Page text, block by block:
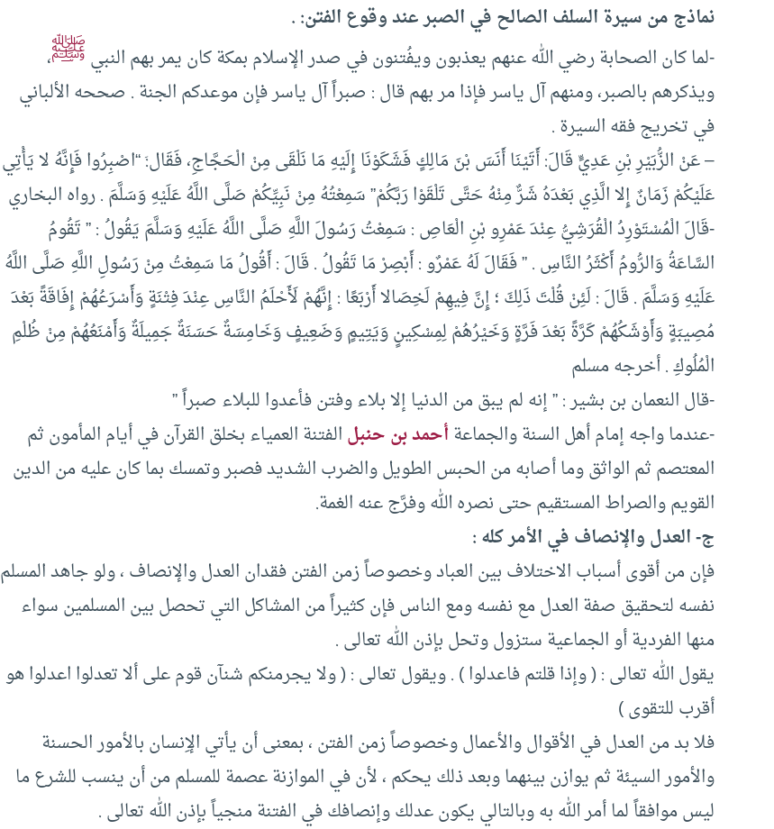
نماذج من سيرة السلف الصالح في الصبر عند وقوع الفتن: .
-لما كان الصحابة رضي الله عنهم يعذبون ويفُتنون في صدر الإسلام بمكة كان يمر بهم النبيﷺ،
ويذكرهم بالصبر، ومنهم آل ياسر فإذا مر بهم قال : صبراً آل ياسر فإن موعدكم الجنة . صححه الألباني
في تخريج فقه السيرة .
– عَنْ الزُّبَيْرِ بْنِ عَدِيٍّ قَالَ: أَتَيْنَا أَنَسَ بْنَ مَالِكٍ فَشَكَوْنَا إِلَيْهِ مَا نَلْقَى مِنْ الْحَجَّاجِ، فَقَال:َ “اصْبِرُوا فَإِنَّهُ لا يَأْتِي
عَلَيْكُمْ زَمَانٌ إِلا الَّذِي بَعْدَهُ شَرٌّ مِنْهُ حَتَّى تَلْقَوْا رَبَّكُمْ” سَمِعْتُهُ مِنْ نَبِيِّكُمْ صَلَّى اللَّهُ عَلَيْهِ وَسَلَّمَ . رواه البخاري
-قَالَ الْمُسْتَوْرِدُ الْقُرَشِيُّ عِنْدَ عَمْرِو بْنِ الْعَاصِ : سَمِعْتُ رَسُولَ اللَّهِ صَلَّى اللَّهُ عَلَيْهِ وَسَلَّمَ يَقُولُ : ” تَقُومُ
السَّاعَةُ وَالرُّومُ أَكْثَرُ النَّاسِ . ” فَقَالَ لَهُ عَمْرٌو : أَبْصِرْ مَا تَقُولُ . قَالَ : أَقُولُ مَا سَمِعْتُ مِنْ رَسُولِ اللَّهِ صَلَّى اللَّهُ
عَلَيْهِ وَسَلَّمَ . قَالَ : لَئِنْ قُلْتَ ذَلِكَ ؛ إِنَّ فِيهِمْ لَخِصَالا أَرْبَعًا : إِنَّهُمْ لَأَحْلَمُ النَّاسِ عِنْدَ فِتْنَةٍ وَأَسْرَعُهُمْ إِفَاقَةً بَعْدَ
مُصِيبَةٍ وَأَوْشَكُهُمْ كَرَّةً بَعْدَ فَرَّةٍ وَخَيْرُهُمْ لِمِسْكِينٍ وَيَتِيمٍ وَضَعِيفٍ وَخَامِسَةٌ حَسَنَةٌ جَمِيلَةٌ وَأَمْنَعُهُمْ مِنْ ظُلْمِ
الْمُلُوكِ . أخرجه مسلم
-قال النعمان بن بشير : ” إنه لم يبق من الدنيا إلا بلاء وفتن فأعدوا للبلاء صبراً ”
-عندما واجه إمام أهل السنة والجماعةأحمد بن حنبلالفتنة العمياء بخلق القرآن في أيام المأمون ثم
المعتصم ثم الواثق وما أصابه من الحبس الطويل والضرب الشديد فصبر وتمسك بما كان عليه من الدين
القويم والصراط المستقيم حتى نصره الله وفرَّج عنه الغمة.
‌ج- ‌العدل والإنصاف في الأمر كله :
فإن من أقوى أسباب الاختلاف بين العباد وخصوصاً زمن الفتن فقدان العدل والإنصاف ، ولو جاهد المسلم
نفسه لتحقيق صفة العدل مع نفسه ومع الناس فإن كثيراً من المشاكل التي تحصل بين المسلمين سواء
منها الفردية أو الجماعية ستزول وتحل بإذن الله تعالى .
يقول الله تعالى : ( وإذا قلتم فاعدلوا ) . ويقول تعالى : ( ولا يجرمنكم شنآن قوم على ألا تعدلوا اعدلوا هو
أقرب للتقوى )
فلا بد من العدل في الأقوال والأعمال وخصوصاً زمن الفتن ، بمعنى أن يأتي الإِنسان بالأمور الحسنة
والأمور السيئة ثم يوازن بينهما وبعد ذلك يحكم ، لأن في الموازنة عصمة للمسلم من أن ينسب للشرع ما
ليس موافقاً لما أمر الله به وبالتالي يكون عدلك وإنصافك في الفتنة منجياً بإذن الله تعالى .